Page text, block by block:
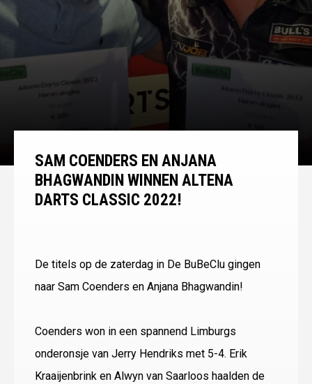
SAM COENDERS EN ANJANA
BHAGWANDIN WINNEN ALTENA
DARTS CLASSIC 2022!
De titels op de zaterdag in De BuBeClu gingen
naar Sam Coenders en Anjana Bhagwandin!
Coenders won in een spannend Limburgs
onderonsje van Jerry Hendriks met 5-4. Erik
Kraaijenbrink en Alwyn van Saarloos haalden de